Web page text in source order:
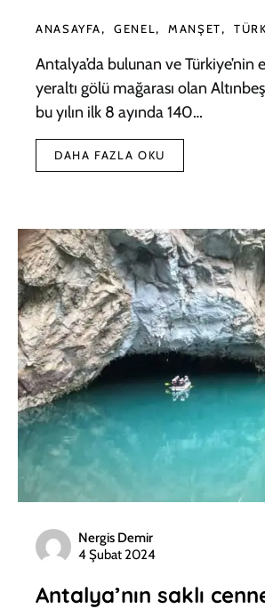
ANASAYFA GENEL MANŞET
Antalya’da bulunan ve Türkiye’nin
yeraltı gölü mağarası olan
bu yılın ilk 8 ayında 140…
DAHA FAZLA OKU
Nergis Demir
4 Şubat 2024
Antalya’nın saklı